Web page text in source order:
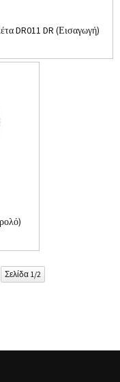
DR011 DR (Εισαγωγή)
Σελίδα 1/2